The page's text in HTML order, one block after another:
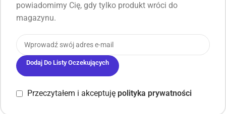
powiadomimy Cię, gdy tylko produkt wróci do
magazynu.
Dodaj Do Listy Oczekujących
Przeczytałem i akceptuję polityka prywatności